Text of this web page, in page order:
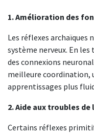
1. Amélioration des
Les réflexes
système nerveux. En
des connexions
meilleure coordination,
apprentissages plus
2. Aide aux troubles
Certains réflexes